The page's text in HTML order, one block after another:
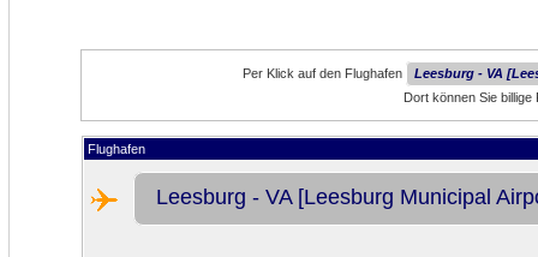
Per Klick auf den Flughafen
Leesburg - VA
Dort können Sie
Flughafen
Leesburg - VA [Leesburg Municipal